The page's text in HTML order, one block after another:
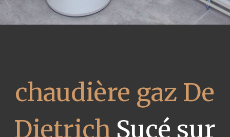
chaudière gaz De
Dietrich Sucé sur